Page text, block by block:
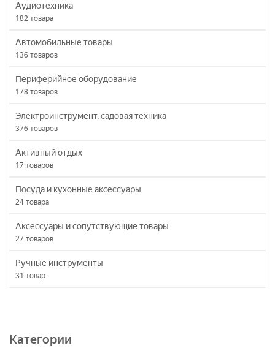
Аудиотехника
182 товара
Автомобильные товары
136 товаров
Периферийное оборудование
178 товаров
Электроинструмент, садовая техника
376 товаров
Активный отдых
17 товаров
Посуда и кухонные аксессуары
24 товара
Аксессуары и сопутствующие товары
27 товаров
Ручные инструменты
31 товар
Категории